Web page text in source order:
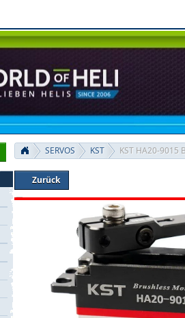
SERVOS KST KST HA20-9015
Zurück